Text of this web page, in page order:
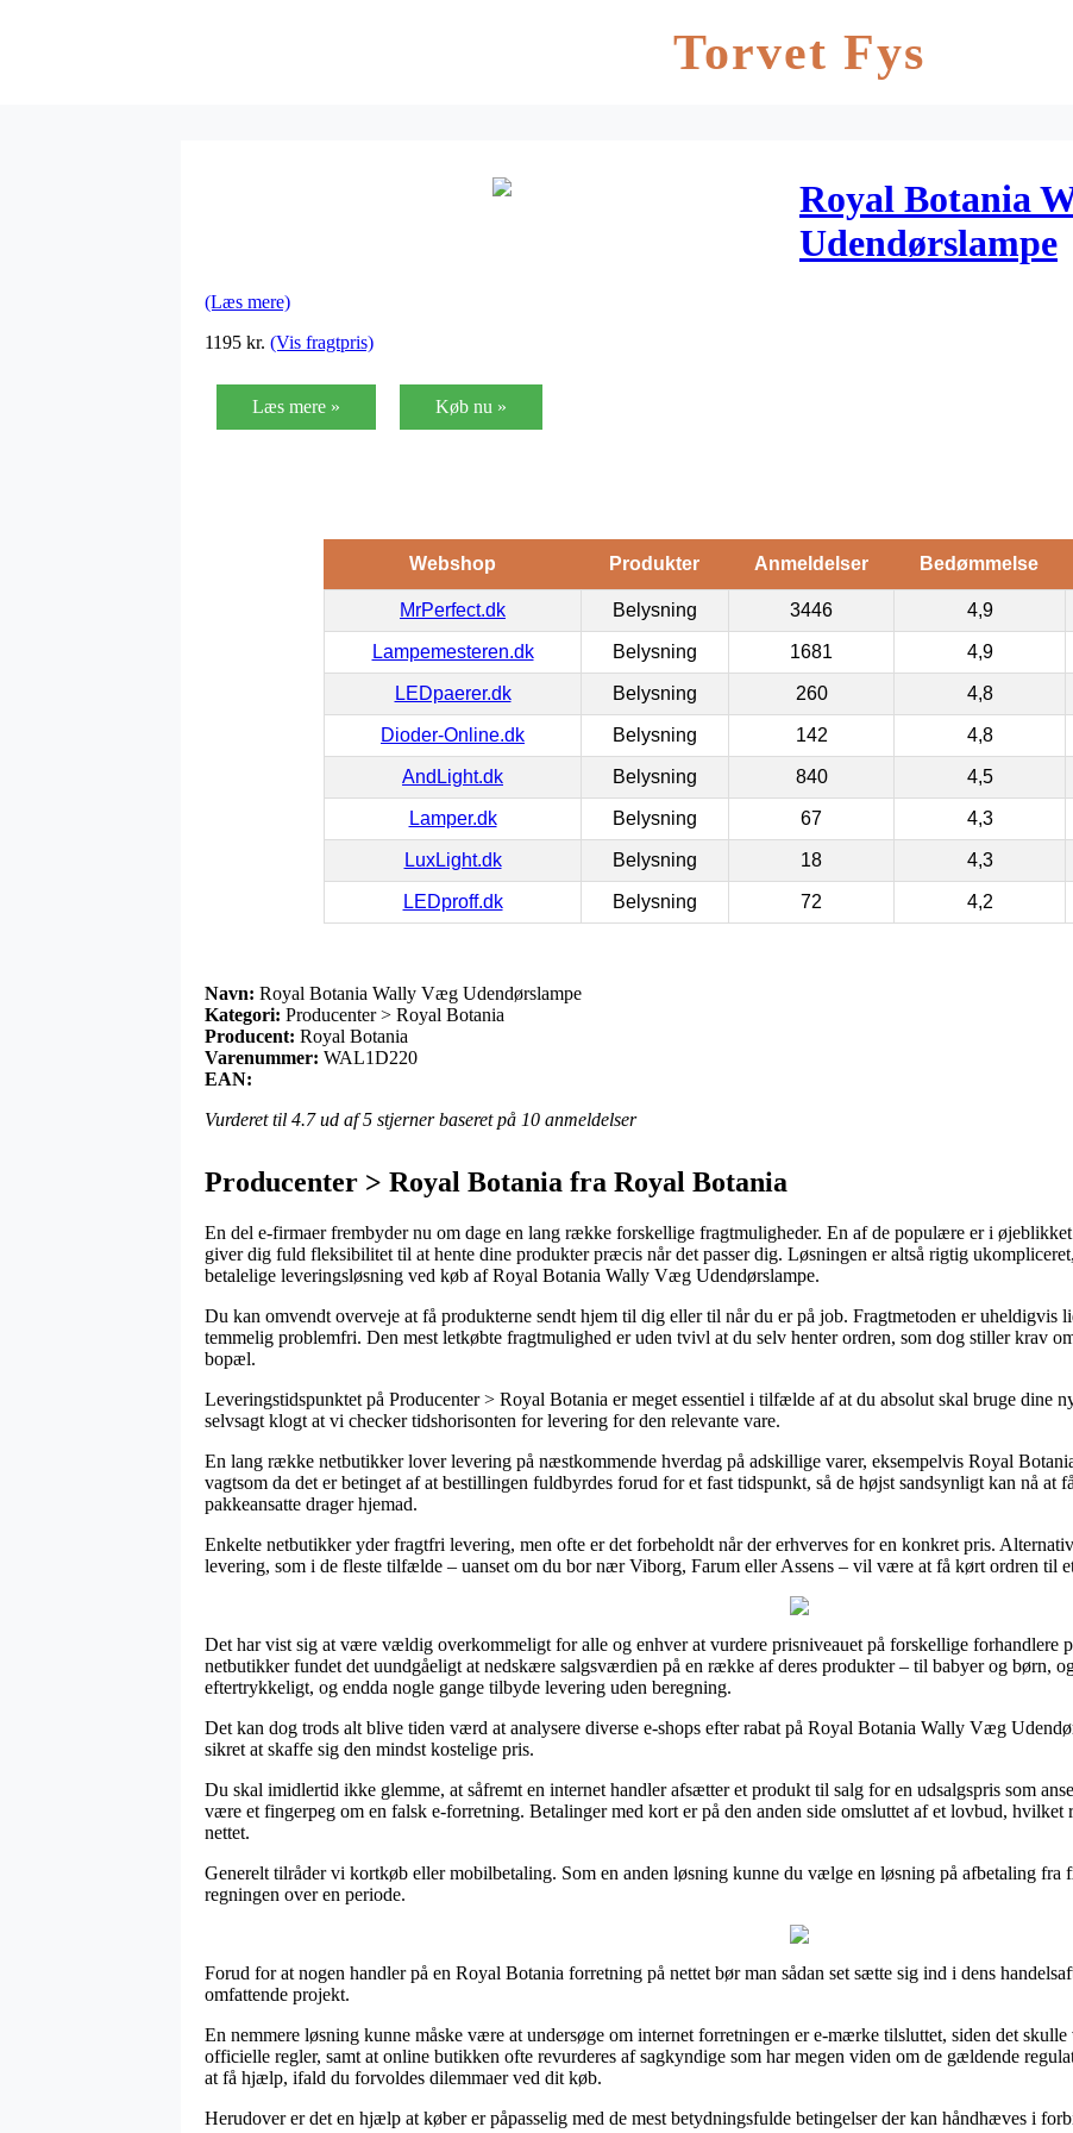
Torvet Fys
Royal Botania
Udendørslampe
(Læs mere)
1195 kr. (Vis fragtpris)
Læs mere » Køb nu »
Webshop Produkter Anmeldelser Bedømmelse
MrPerfect.dk Belysning 3446 4,9
Lampemesteren.dk Belysning 1681 4,9
LEDpaerer.dk Belysning 260 4,8
Dioder-Online.dk Belysning 142 4,8
AndLight.dk Belysning 840 4,5
Lamper.dk Belysning 67 4,3
LuxLight.dk Belysning 18 4,3
LEDproff.dk Belysning 72 4,2
Navn: Royal Botania Wally Væg Udendørslampe
Kategori: Producenter > Royal Botania
Producent: Royal Botania
Varenummer: WAL1D220
EAN:
Vurderet til 4.7ud af 5 stjerner baseret på 10 anmeldelser
Producenter > Royal Botania fra Royal Botania
En del e-firmaer frembyder nu om dage en lang række forskellige fragtmuligheder. En af de populære er i
giver dig fuld fleksibilitet til at hente dine produkter præcis når det passer dig. Løsningen er altså rigtig
betalelige leveringsløsning ved køb af Royal Botania Wally Væg Udendørslampe.
Du kan omvendt overveje at få produkterne sendt hjem til dig eller til når du er på job. Fragtmetoden er uheldigvis
temmelig problemfri. Den mest letkøbte fragtmulighed er uden tvivl at du selv henter ordren, som dog stiller krav
bopæl.
Leveringstidspunktet på Producenter > Royal Botania er meget essentiel i tilfælde af at du absolut skal bruge dine
selvsagt klogt at vi checker tidshorisonten for levering for den relevante vare.
En lang række netbutikker lover levering på næstkommende hverdag på adskillige varer, eksempelvis Royal
vagtsom da det er betinget af at bestillingen fuldbyrdes forud for et fast tidspunkt, så de højst sandsynligt kan nå at
pakkeansatte drager hjemad.
Enkelte netbutikker yder fragtfri levering, men ofte er det forbeholdt når der erhverves for en konkret pris.
levering, som i de fleste tilfælde – uanset om du bor nær Viborg, Farum eller Assens – vil være at få kørt ordren til
Det har vist sig at være vældig overkommeligt for alle og enhver at vurdere prisniveauet på forskellige forhandlere
netbutikker fundet det uundgåeligt at nedskære salgsværdien på en række af deres produkter – til babyer og børn,
eftertrykkeligt, og endda nogle gange tilbyde levering uden beregning.
Det kan dog trods alt blive tiden værd at analysere diverse e-shops efter rabat på Royal Botania Wally Væg
sikret at skaffe sig den mindst kostelige pris.
Du skal imidlertid ikke glemme, at såfremt en internet handler afsætter et produkt til salg for en udsalgspris som
være et fingerpeg om en falsk e-forretning. Betalinger med kort er på den anden side omsluttet af et lovbud, hvilket
nettet.
Generelt tilråder vi kortkøb eller mobilbetaling. Som en anden løsning kunne du vælge en løsning på afbetaling
regningen over en periode.
Forud for at nogen handler på en Royal Botania forretning på nettet bør man sådan set sætte sig ind i dens
omfattende projekt.
En nemmere løsning kunne måske være at undersøge om internet forretningen er e-mærke tilsluttet, siden det
officielle regler, samt at online butikken ofte revurderes af sagkyndige som har megen viden om de gældende
at få hjælp, ifald du forvoldes dilemmaer ved dit køb.
Herudover er det en hjælp at køber er påpasselig med de mest betydningsfulde betingelser der kan håndhæves i